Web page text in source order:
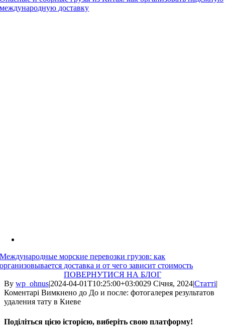
международную доставку
Международные морские перевозки грузов: как
организовывается доставка и от чего зависит стоимость
ПОВЕРНУТИСЯ НА БЛОГ
By wp_ohnus|2024-04-01T10:25:00+03:0029 Січня, 2024|Статті|
Коментарі Вимкнено до До и после: фотогалерея результатов
удаления тату в Киеве
Поділіться цією історією, виберіть свою платформу!